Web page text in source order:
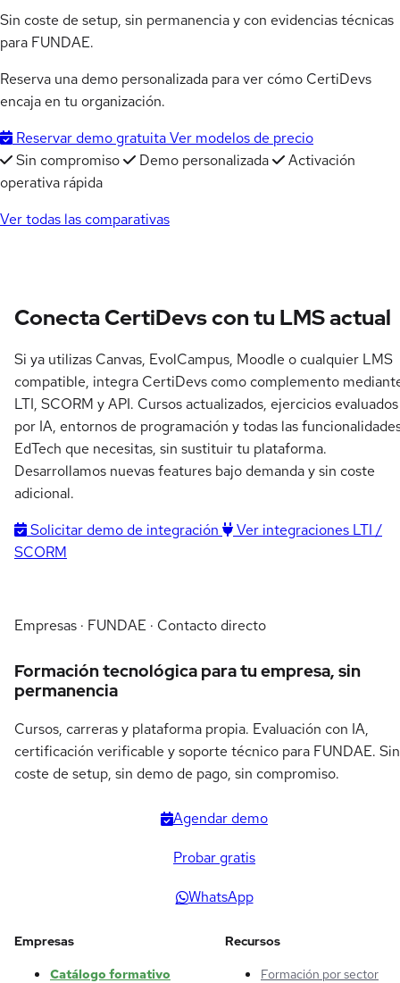
Sin coste de setup, sin permanencia y con evidencias técnicas
para FUNDAE.
Reserva una demo personalizada para ver cómo CertiDevs
encaja en tu organización.
Reservar demo gratuitaVer modelos de precio
Sin compromiso
Demo personalizada
Activación
operativa rápida
Ver todas las comparativas
Conecta CertiDevs con tu LMS actual
Si ya utilizas Canvas, EvolCampus, Moodle o cualquier LMS
compatible, integra CertiDevs como complemento
LTI, SCORM y API. Cursos actualizados, ejercicios evaluados
por IA, entornos de programación y todas las
EdTech que necesitas, sin sustituir tu plataforma.
Desarrollamos nuevas features bajo demanda y sin coste
adicional.
Solicitar demo de integración
Ver integraciones LTI /
SCORM
Empresas · FUNDAE · Contacto directo
Formación tecnológica para tu empresa, sin
permanencia
Cursos, carreras y plataforma propia. Evaluación con IA,
certificación verificable y soporte técnico para FUNDAE. Sin
coste de setup, sin demo de pago, sin compromiso.
Agendar demo
Probar gratis
WhatsApp
Empresas
Catálogo formativo
Recursos
Formación por sector